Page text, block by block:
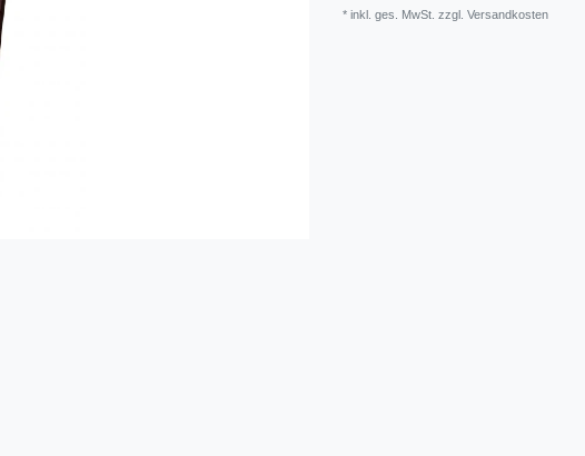
* inkl. ges. MwSt. zzgl. Versandkosten